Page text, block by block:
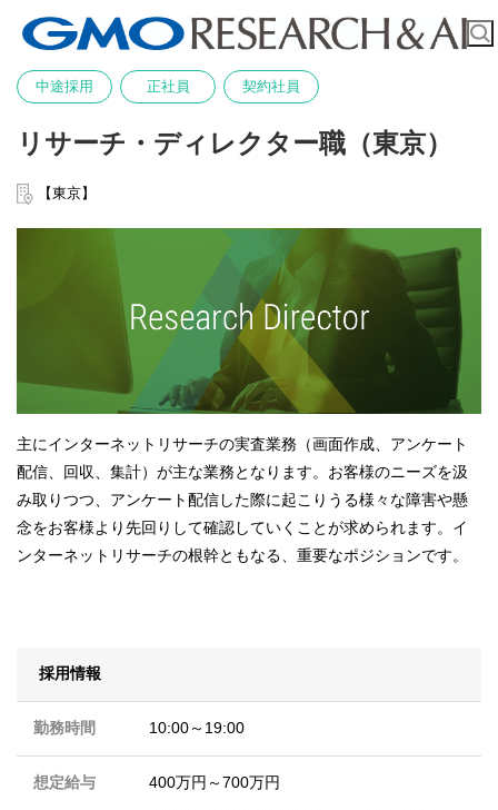
中途採用 正社員 契約社員
リサーチ・ディレクター職（東京）
【東京】
主にインターネットリサーチの実査業務（画面作成、アンケート
配信、回収、集計）が主な業務となります。お客様のニーズを汲
み取りつつ、アンケート配信した際に起こりうる様々な障害や懸
念をお客様より先回りして確認していくことが求められます。イ
ンターネットリサーチの根幹ともなる、重要なポジションです。
採用情報
勤務時間 10:00～19:00
想定給与 400万円～700万円